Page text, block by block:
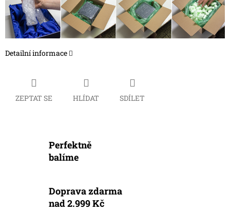
Detailní informace
ZEPTAT SE HLÍDAT SDÍLET
Perfektně
balíme
Doprava zdarma
nad 2.999 Kč